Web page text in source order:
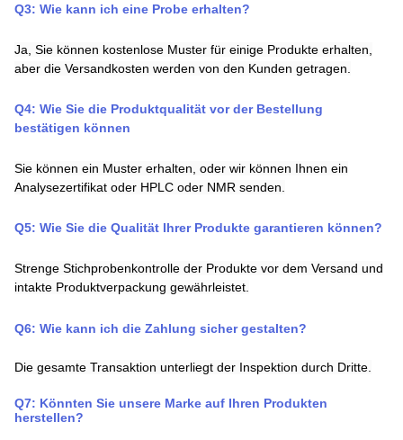
Q3: Wie kann ich eine Probe erhalten?
Ja, Sie können kostenlose Muster für einige Produkte erhalten,
aber die Versandkosten werden von den Kunden getragen.
Q4: Wie Sie die Produktqualität vor der Bestellung
bestätigen können
Sie können ein Muster erhalten, oder wir können Ihnen ein
Analysezertifikat oder HPLC oder NMR senden.
Q5: Wie Sie die Qualität Ihrer Produkte garantieren können?
Strenge Stichprobenkontrolle der Produkte vor dem Versand und
intakte Produktverpackung gewährleistet.
Q6: Wie kann ich die Zahlung sicher gestalten?
Die gesamte Transaktion unterliegt der Inspektion durch Dritte.
Q7: Könnten Sie unsere Marke auf Ihren Produkten
herstellen?